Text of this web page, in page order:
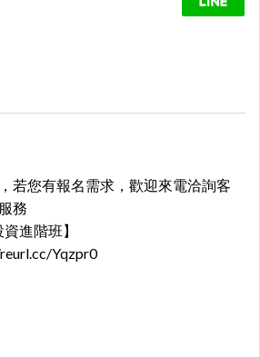
若您有報名需求，歡迎來電洽詢客
務
進階班】
Yqzpr0